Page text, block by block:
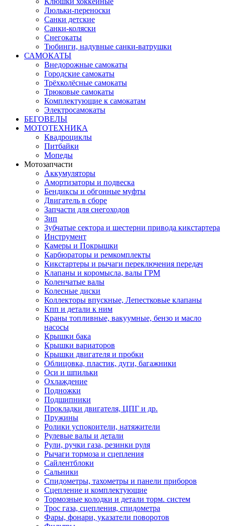
Люльки-переноски
Санки детские
Санки-коляски
Снегокаты
Тюбинги, надувные санки-ватрушки
САМОКАТЫ
Внедорожные самокаты
Городские самокаты
Трёхколёсные самокаты
Трюковые самокаты
Комплектующие к самокатам
Электросамокаты
БЕГОВЕЛЫ
МОТОТЕХНИКА
Квадроциклы
Питбайки
Мопеды
Мотозапчасти
Аккумуляторы
Амортизаторы и подвеска
Бендиксы и обгонные муфты
Двигатель в сборе
Запчасти для снегоходов
Зип
Зубчатые сектора и шестерни привода кикстартера
Инструмент
Камеры и Покрышки
Карбюраторы и ремкомплекты
Кикстартеры и рычаги переключения передач
Клапаны и коромысла, валы ГРМ
Коленчатые валы
Колесные диски
Коллекторы впускные, Лепестковые клапаны
Кпп и детали к ним
Краны топливные, вакуумные, бензо и масло
насосы
Крышки бака
Крышки вариаторов
Крышки двигателя и пробки
Облицовка, пластик, дуги, багажники
Оси и шпильки
Охлаждение
Подножки
Подшипники
Прокладки двигателя, ЦПГ и др.
Пружины
Ролики успокоители, натяжители
Рулевые валы и детали
Рули, ручки газа, резинки руля
Рычаги тормоза и сцепления
Сайлентблоки
Сальники
Спидометры, тахометры и панели приборов
Сцепление и комплектующие
Тормозные колодки и детали торм. систем
Трос газа, сцепления, спидометра
Фары, фонари, указатели поворотов